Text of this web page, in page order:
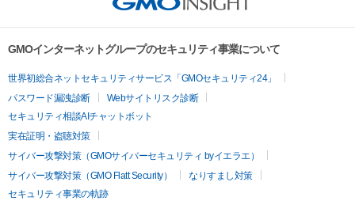
GMOインターネットグループのセキュリティ事業について
世界初総合ネットセキュリティサービス「GMOセキュリティ24」
パスワード漏洩診断
Webサイトリスク診断
セキュリティ相談AIチャットボット
実在証明・盗聴対策
サイバー攻撃対策（GMOサイバーセキュリティ byイエラエ）
サイバー攻撃対策（GMO Flatt Security）
なりすまし対策
セキュリティ事業の軌跡